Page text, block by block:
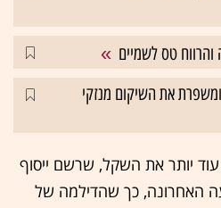
טס לשמיים
את השיקום מנזקי
יותר את השקל, שרשם ייסוף
מאז ההודעה האחרונה, כך שהדילמה של